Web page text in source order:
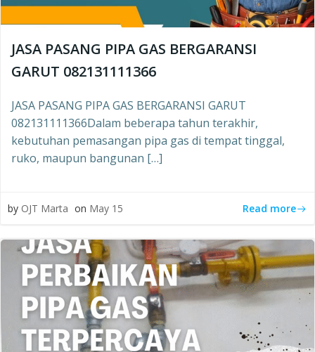
JASA PASANG PIPA GAS BERGARANSI
GARUT 082131111366
JASA PASANG PIPA GAS BERGARANSI GARUT
082131111366Dalam beberapa tahun terakhir,
kebutuhan pemasangan pipa gas di tempat tinggal,
ruko, maupun bangunan […]
by OJT Marta on May 15 Read more